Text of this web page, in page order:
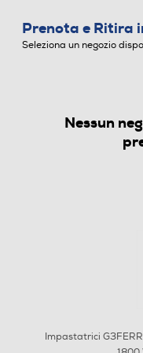
IMPASTATRICI
Prenota e Ritira
Seleziona un negozio
Nessun
Impastatrici